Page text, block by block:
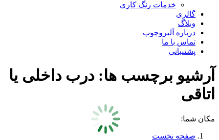
خدمات رنگ کاری
گالری
وبلاگ
درباره آلبروچوب
تماس با ما
پشتیبانی
آرشیو برچسب ها: درب داخلی یا
اتاقی
مکان شما:
صفحه نخست